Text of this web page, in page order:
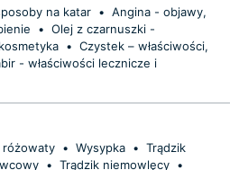
na katar • Angina - objawy,
• Olej z czarnuszki -
• Czystek – właściwości,
- właściwości lecznicze i
różowaty • Wysypka • Trądzik
• Trądzik niemowlęcy •